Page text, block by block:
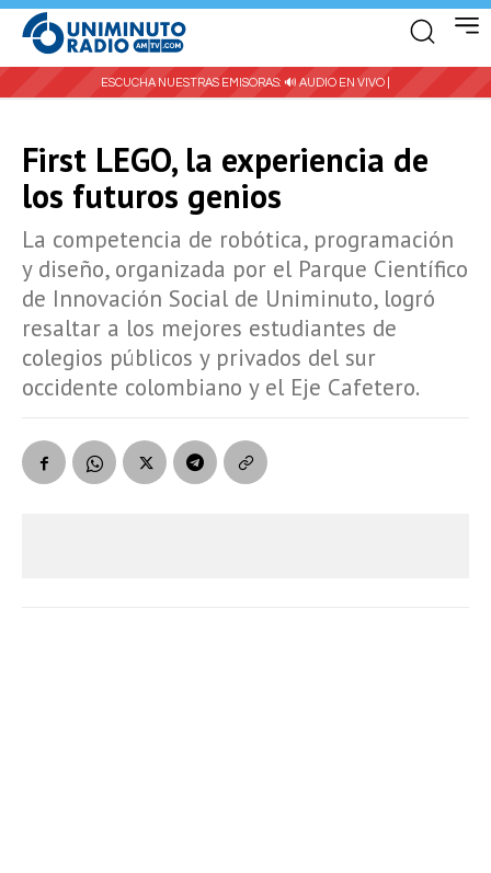
ESCUCHA NUESTRAS EMISORAS: 🔊 AUDIO EN VIVO |
First LEGO, la experiencia de
los futuros genios
La competencia de robótica, programación
y diseño, organizada por el Parque Científico
de Innovación Social de Uniminuto, logró
resaltar a los mejores estudiantes de
colegios públicos y privados del sur
occidente colombiano y el Eje Cafetero.